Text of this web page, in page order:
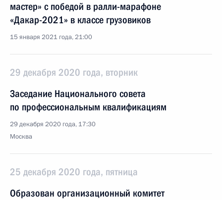
мастер» с победой в ралли-марафоне
«Дакар-2021» в классе грузовиков
15 января 2021 года, 21:00
29 декабря 2020 года, вторник
Заседание Национального совета
по профессиональным квалификациям
29 декабря 2020 года, 17:30
Москва
25 декабря 2020 года, пятница
Образован организационный комитет